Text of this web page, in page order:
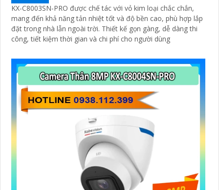
KX-C8003SN-PRO được chế tác với vỏ kim loại chắc chắn,
mang đến khả năng tản nhiệt tốt và độ bền cao, phù hợp lắp
đặt trong nhà lẫn ngoài trời. Thiết kế gọn gàng, dễ dàng thi
công, tiết kiệm thời gian và chi phí cho người dùng